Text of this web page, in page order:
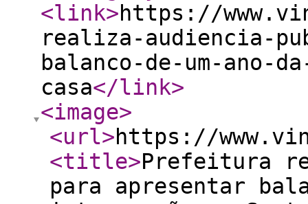
<link>https://
realiza-audiencia-
balanco-de-um-ano-
casa</link>
<image>
<url>https://
<title>Prefeitura
para apresentar